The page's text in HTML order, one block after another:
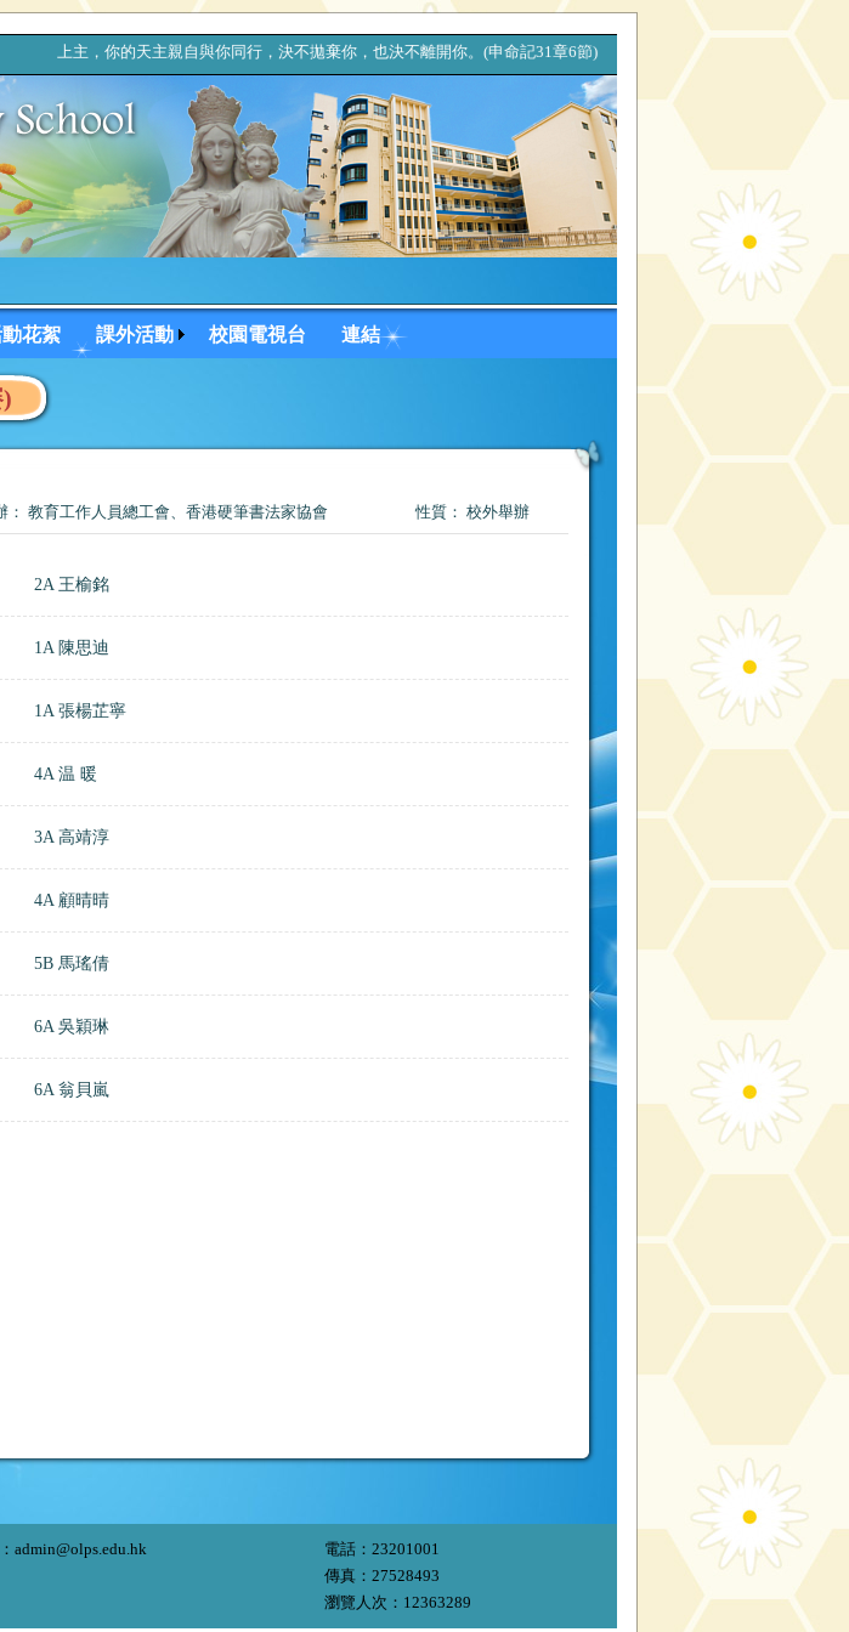
主，你的天主親自與你同行，決不拋棄你，也決不離開你。(申命記31章6節) 耶穌說：「應
花絮 課外活動 校園電視台 連結
： 教育工作人員總工會、香港硬筆書法家協會 性質： 校外舉辦
2A 王榆銘
1A 陳思迪
1A 張楊芷寧
4A 温 暖
3A 高靖淳
4A 顧晴晴
5B 馬瑤倩
6A 吳穎琳
6A 翁貝嵐
admin@olps.edu.hk
電話：23201001
傳真：27528493
瀏覽人次：12363289